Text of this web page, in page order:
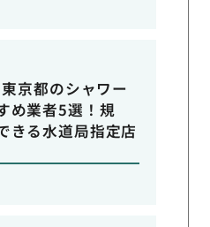
京都のシャワー
め業者5選！規
きる水道局指定店